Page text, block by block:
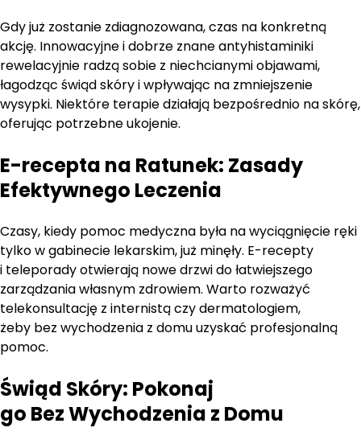
Gdy już zostanie zdiagnozowana, czas na konkretną
akcję. Innowacyjne i dobrze znane antyhistaminiki
rewelacyjnie radzą sobie z niechcianymi objawami,
łagodząc świąd skóry i wpływając na zmniejszenie
wysypki. Niektóre terapie działają bezpośrednio na skórę,
oferując potrzebne ukojenie.
E-recepta na Ratunek: Zasady
Efektywnego Leczenia
Czasy, kiedy pomoc medyczna była na wyciągnięcie ręki
tylko w gabinecie lekarskim, już minęły. E-recepty
i teleporady otwierają nowe drzwi do łatwiejszego
zarządzania własnym zdrowiem. Warto rozważyć
telekonsultację z internistą czy dermatologiem,
żeby bez wychodzenia z domu uzyskać profesjonalną
pomoc.
Świąd Skóry: Pokonaj
go Bez Wychodzenia z Domu